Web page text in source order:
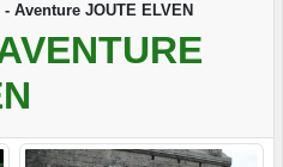
- Aventure JOUTE ELVEN